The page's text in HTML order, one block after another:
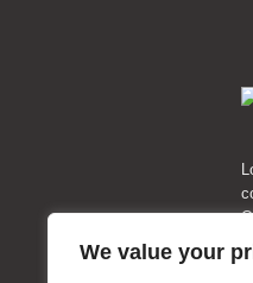
We value your